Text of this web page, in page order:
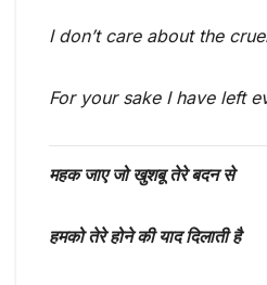
I don’t care about the
For your sake I have left
महक जाए जो खुशबू तेरे बदन से
हमको तेरे होने की याद दिलाती है